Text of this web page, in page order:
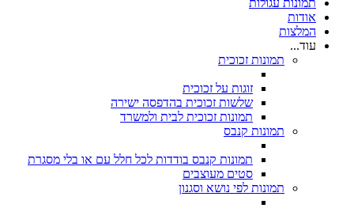
אודות
המלצות
עוד...
תמונות זכוכית
זוגות על זכוכית
שלשות זכוכית בהדפסה ישירה
תמונות זכוכית לבית ולמשרד
תמונות קנבס
תמונות קנבס בודדות לכל חלל עם או בלי מסגרת
סטים מעוצבים
תמונות לפי נושא וסגנון